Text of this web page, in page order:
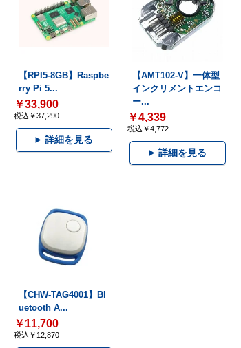
【RPI5-8GB】Raspbe
rry Pi 5...
￥33,900
税込￥37,290
詳細を見る
【AMT102-V】一体型
インクリメントエンコ
ー...
￥4,339
税込￥4,772
詳細を見る
【CHW-TAG4001】Bl
uetooth A...
￥11,700
税込￥12,870